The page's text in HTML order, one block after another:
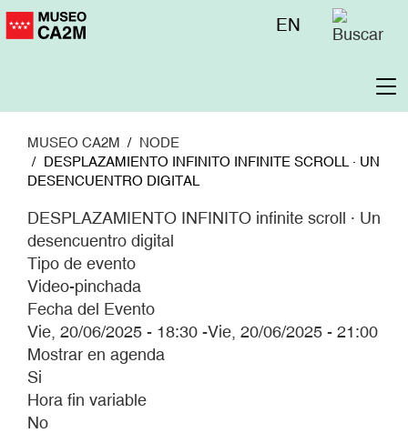
Pasar
Menú
EN
MUSEO CA2M
NODE
DESPLAZAMIENTO INFINITO INFINITE SCROLL · UN
DESENCUENTRO DIGITAL
DESPLAZAMIENTO INFINITO infinite scroll · Un
desencuentro digital
Tipo de evento
Video-pinchada
Fecha del Evento
Vie, 20/06/2025 - 18:30 -Vie, 20/06/2025 - 21:00
Mostrar en agenda
Si
Hora fin variable
No